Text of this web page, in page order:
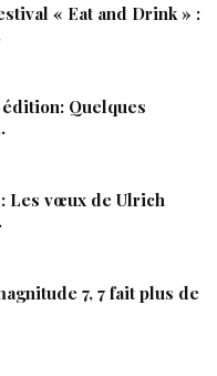
« Eat and Drink » :
Quelques
Les vœux de Ulrich
7, 7 fait plus de